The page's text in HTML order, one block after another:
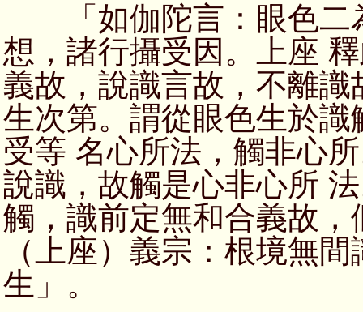
「如伽陀言：眼色二
想，諸行攝受因。上座
義故，說識言故，不離
生次第。謂從眼色生於
受等 名心所法，觸非心
說識，故觸是心非心所
觸，識前定無和合義故
（上座）義宗：根境無
生」。